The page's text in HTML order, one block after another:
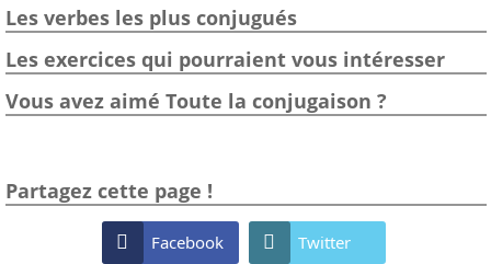
Les verbes les plus conjugués
Les exercices qui pourraient vous intéresser
Vous avez aimé Toute la conjugaison ?
Partagez cette page !
 Facebook  Twitter